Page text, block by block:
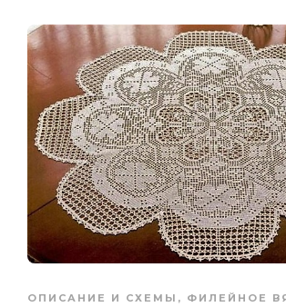
ОПИСАНИЕ И СХЕМЫ , ФИЛЕЙНОЕ